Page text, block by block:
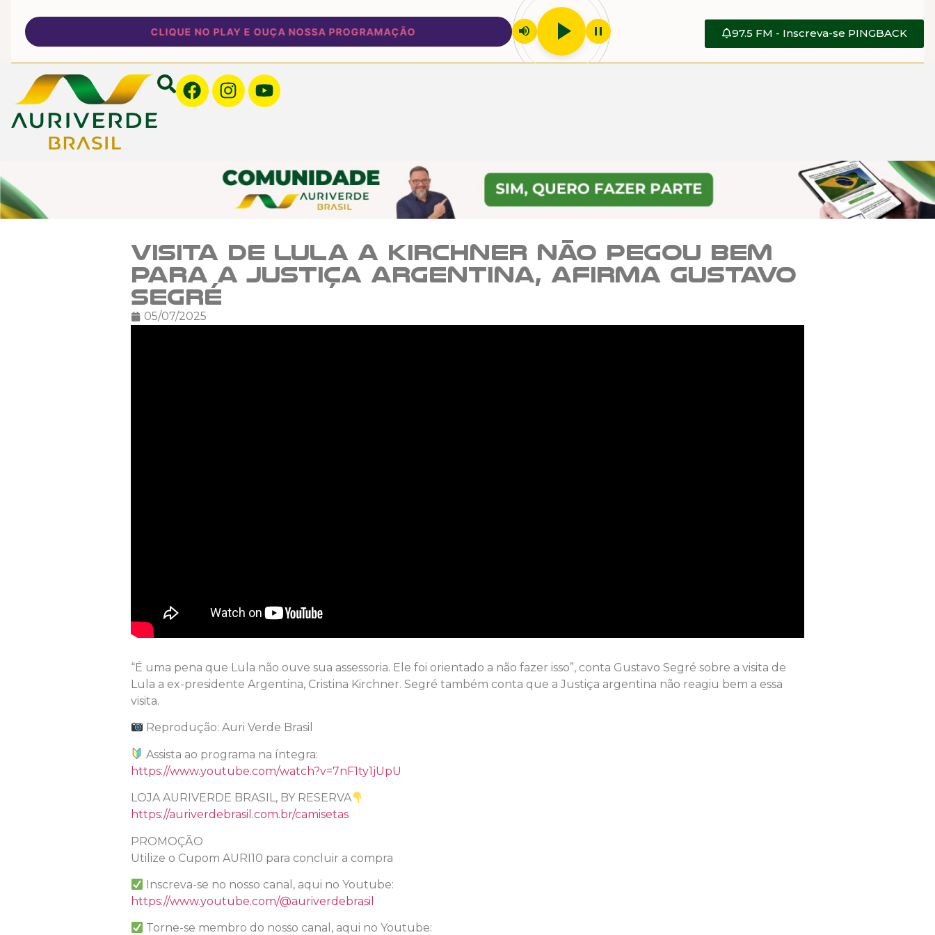
CLIQUE NO PLAY E OUÇA NOSSA PROGRAMAÇÃO volume_up play_arrow pause 97.5 FM - Inscreva-se PINGBACK
Visita de Lula a Kirchner não pegou bem
para a Justiça argentina, afirma Gustavo
Segré
05/07/2025
“É uma pena que Lula não ouve sua assessoria. Ele foi orientado a não fazer isso”, conta Gustavo Segré sobre a visita de
Lula a ex-presidente Argentina, Cristina Kirchner. Segré também conta que a Justiça argentina não reagiu bem a essa
visita.
Reprodução: Auri Verde Brasil
Assista ao programa na íntegra:
https://www.youtube.com/watch?v=7nF1ty1jUpU
LOJA AURIVERDE BRASIL, BY RESERVA
https://auriverdebrasil.com.br/camisetas
PROMOÇÃO
Utilize o Cupom AURI10 para concluir a compra
Inscreva-se no nosso canal, aqui no Youtube:
https://www.youtube.com/@auriverdebrasil
Torne-se membro do nosso canal, aqui no Youtube: